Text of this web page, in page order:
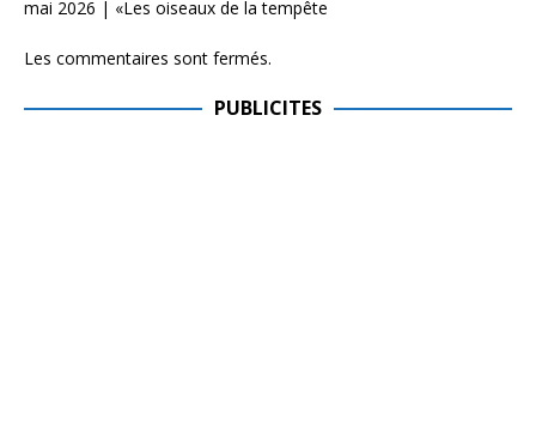
mai 2026 | «Les oiseaux de la tempête
Les commentaires sont fermés.
PUBLICITES